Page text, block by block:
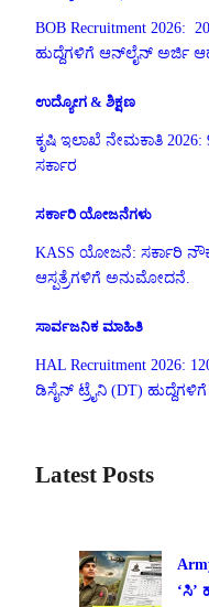
BOB Recruitment 2026:
ಹುದ್ದೆಗಳಿಗೆ ಆನ್‌ಲೈನ್ ಅರ್ಜಿ
ಉದ್ಯೋಗ & ಶಿಕ್ಷಣ
ಕೃಷಿ ಇಲಾಖೆ ನೇಮಕಾತಿ
ಸರ್ಕಾರ
ಸರ್ಕಾರಿ ಯೋಜನೆಗಳು
KASS ಯೋಜನೆ: ಸರ್ಕಾರಿ
ಆಸ್ಪತ್ರೆಗಳಿಗೆ ಅನುಮೋದನೆ.
ಸಾರ್ವಜನಿಕ ಮಾಹಿತಿ
HAL Recruitment 2026:
ಡಿಸೈನ್ ಟ್ರೈನಿ (DT)
Latest Posts
‘ಸಿ’